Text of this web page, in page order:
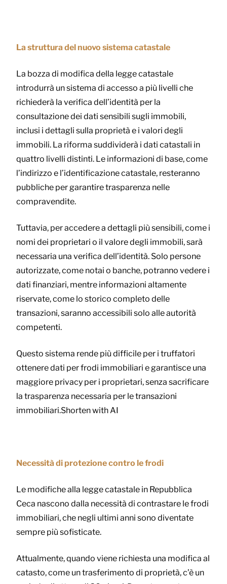
La struttura del nuovo sistema catastale
La bozza di modifica della legge catastale
introdurrà un sistema di accesso a più livelli che
richiederà la verifica dell’identità per la
consultazione dei dati sensibili sugli immobili,
inclusi i dettagli sulla proprietà e i valori degli
immobili. La riforma suddividerà i dati catastali in
quattro livelli distinti. Le informazioni di base, come
l’indirizzo e l’identificazione catastale, resteranno
pubbliche per garantire trasparenza nelle
compravendite.
Tuttavia, per accedere a dettagli più sensibili, come i
nomi dei proprietari o il valore degli immobili, sarà
necessaria una verifica dell’identità. Solo persone
autorizzate, come notai o banche, potranno vedere i
dati finanziari, mentre informazioni altamente
riservate, come lo storico completo delle
transazioni, saranno accessibili solo alle autorità
competenti.
Questo sistema rende più difficile per i truffatori
ottenere dati per frodi immobiliari e garantisce una
maggiore privacy per i proprietari, senza sacrificare
la trasparenza necessaria per le transazioni
immobiliari.Shorten with AI
Necessità di protezione contro le frodi
Le modifiche alla legge catastale in Repubblica
Ceca nascono dalla necessità di contrastare le frodi
immobiliari, che negli ultimi anni sono diventate
sempre più sofisticate.
Attualmente, quando viene richiesta una modifica al
catasto, come un trasferimento di proprietà, c’è un